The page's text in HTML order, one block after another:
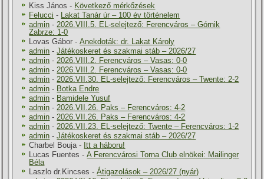
Kiss János - Következő mérkőzések
Felucci - Lakat Tanár úr – 100 év történelem
admin - 2026.VIII.5. EL-selejtező: Ferencváros – Górnik
Zabrze: 1-0
Lovas Gábor -Anekdoták: dr. Lakat Károly
admin -Játékoskeret és szakmai stáb – 2026/27
admin - 2026.VIII.2. Ferencváros – Vasas: 0-0
admin - 2026.VIII.2. Ferencváros – Vasas: 0-0
admin - 2026.VII.30. EL-selejtező: Ferencváros – Twente: 2-2
admin - Botka Endre
admin - Bamidele Yusuf
admin - 2026.VII.26. Paks – Ferencváros: 4-2
admin - 2026.VII.26. Paks – Ferencváros: 4-2
admin - 2026.VII.23. EL-selejtező: Twente – Ferencváros: 1-2
admin -Játékoskeret és szakmai stáb – 2026/27
Charbel Bouja - Itt a háboru!
Lucas Fuentes -A Ferencvárosi Torna Club elnökei: Mailinger
Béla
Laszlo dr.Kincses -Átigazolások – 2026/27 (nyár)